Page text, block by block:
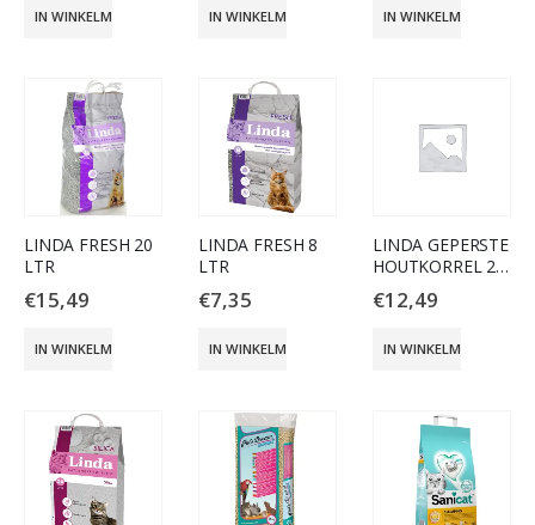
IN WINKELMAND IN WINKELMAND IN WINKELMAND
LINDA FRESH 20
LTR
€15,49
IN WINKELMAND
LINDA FRESH 8
LTR
€7,35
IN WINKELMAND
LINDA GEPERSTE
HOUTKORREL 20
LITER
€12,49
IN WINKELMAND